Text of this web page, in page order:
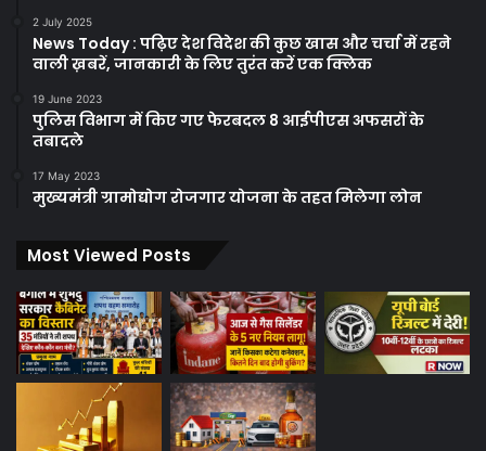
2 July 2025
News Today : पढ़िए देश विदेश की कुछ खास और चर्चा में रहने
वाली ख़बरें, जानकारी के लिए तुरंत करें एक क्लिक
19 June 2023
पुलिस विभाग में किए गए फेरबदल 8 आईपीएस अफसरों के
तबादले
17 May 2023
मुख्यमंत्री ग्रामोद्योग रोजगार योजना के तहत मिलेगा लोन
Most Viewed Posts